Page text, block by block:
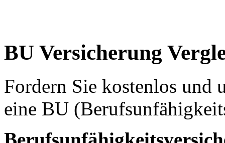
BU Versicherung
Fordern Sie kostenlos
eine BU